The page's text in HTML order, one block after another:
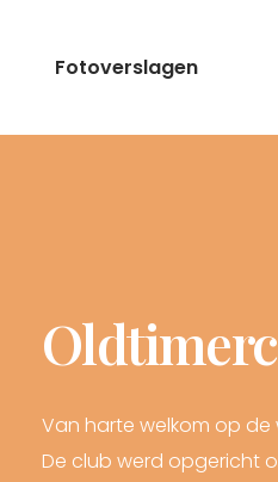
Fotoverslagen
Van harte welkom op de
De club werd opgericht